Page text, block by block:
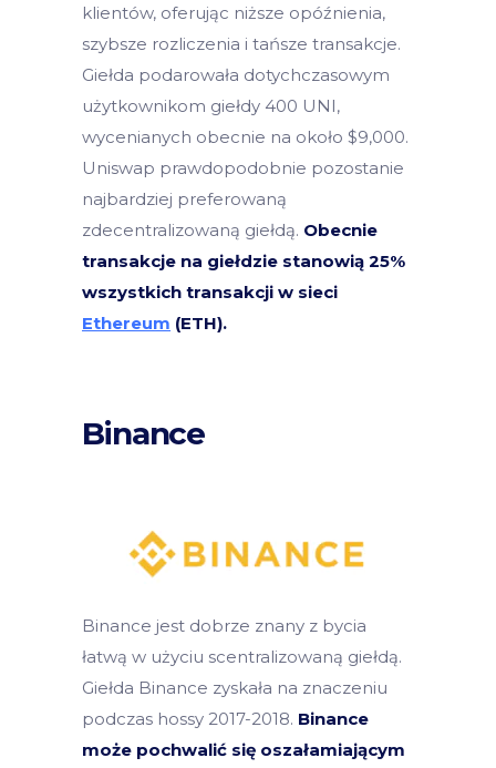
klientów, oferując niższe opóźnienia,
szybsze rozliczenia i tańsze transakcje.
Giełda podarowała dotychczasowym
użytkownikom giełdy 400 UNI,
wycenianych obecnie na około $9,000.
Uniswap prawdopodobnie pozostanie
najbardziej preferowaną
zdecentralizowaną giełdą. Obecnie
transakcje na giełdzie stanowią 25%
wszystkich transakcji w sieci
Ethereum (ETH).
Binance
Binance jest dobrze znany z bycia
łatwą w użyciu scentralizowaną giełdą.
Giełda Binance zyskała na znaczeniu
podczas hossy 2017-2018. Binance
może pochwalić się oszałamiającym